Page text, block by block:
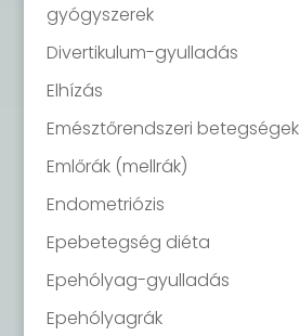
gyógyszerek
Divertikulum-gyulladás
Elhízás
Emésztőrendszeri betegségek
Emlőrák (mellrák)
Endometriózis
Epebetegség diéta
Epehólyag-gyulladás
Epehólyagrák